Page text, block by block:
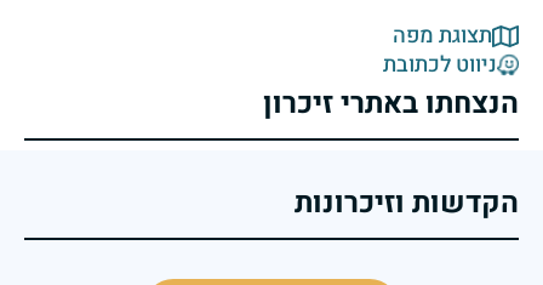
תצוגת מפה
ניווט לכתובת
הנצחתו באתרי זיכרון
הקדשות וזיכרונות